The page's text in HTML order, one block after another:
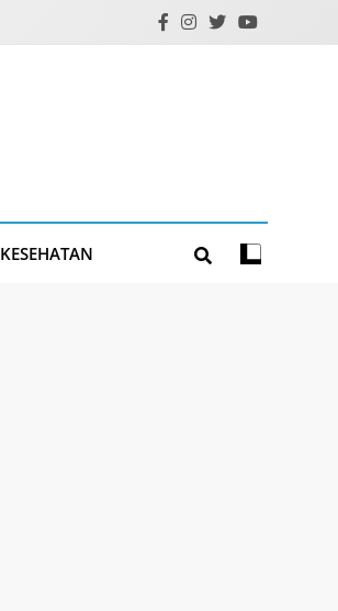
KESEHATAN